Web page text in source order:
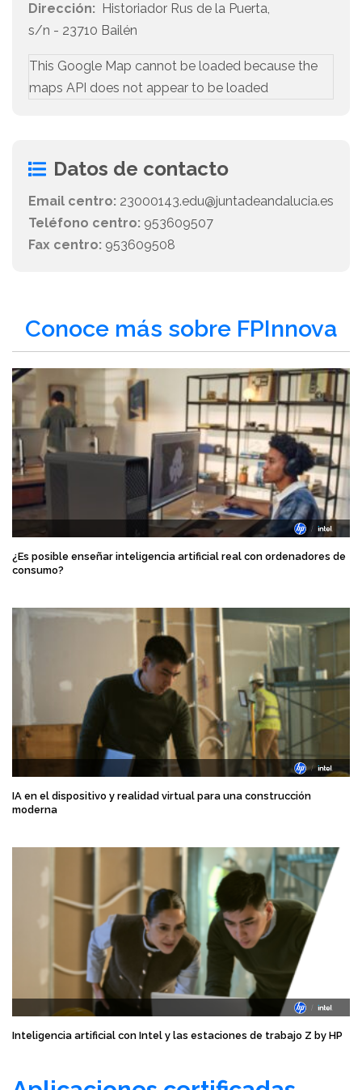
Dirección: Historiador Rus de la Puerta,
s/n - 23710 Bailén
This Google Map cannot be loaded because the
maps API does not appear to be loaded
Datos de contacto
Email centro: 23000143.edu@juntadeandalucia.es
Teléfono centro: 953609507
Fax centro: 953609508
Conoce más sobre FPInnova
¿Es posible enseñar inteligencia artificial real con ordenadores de
consumo?
IA en el dispositivo y realidad virtual para una construcción
moderna
Inteligencia artificial con Intel y las estaciones de trabajo Z by HP